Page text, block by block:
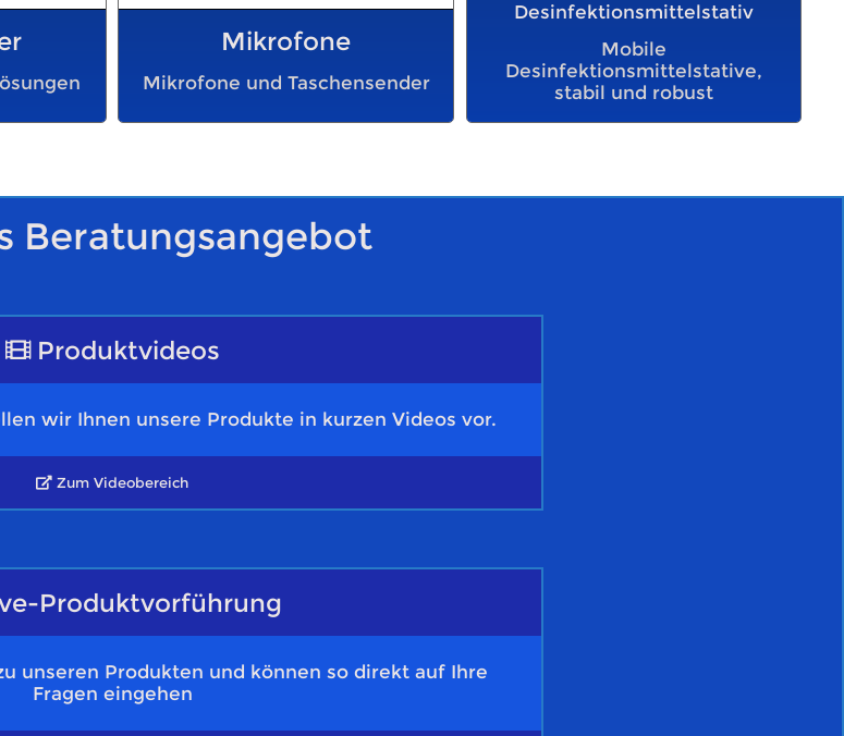
Mikrofone
Mikrofone und Taschensender
Desinfektionsmittelstativ
Mobile
Desinfektionsmittelstative,
stabil und robust
Beratungsangebot
Produktvideos
wir Ihnen unsere Produkte in kurzen Videos vor.
Zum Videobereich
Produktvorführung
unseren Produkten und können so direkt auf Ihre
Fragen eingehen